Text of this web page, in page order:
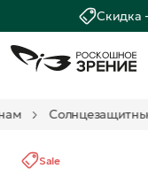
Скидка
Sale